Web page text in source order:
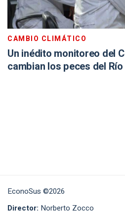
CAMBIO CLIMÁTICO
Un inédito monitoreo del
cambian los peces del
EconoSus ©2026
Director: Norberto Zocco